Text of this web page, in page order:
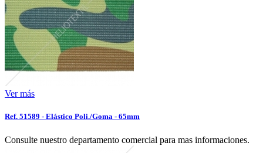
Ver más
Ref. 51589 - Elástico Poli./Goma - 65mm
Consulte nuestro departamento comercial para mas informaciones.